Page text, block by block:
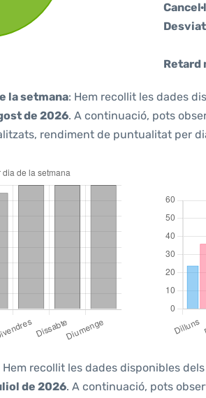
Retard
la setmana: Hem recollit les dades
de 2026. A continuació, pots
rendiment de puntualitat per
Hem recollit les dades disponibles
de 2026. A continuació, pots